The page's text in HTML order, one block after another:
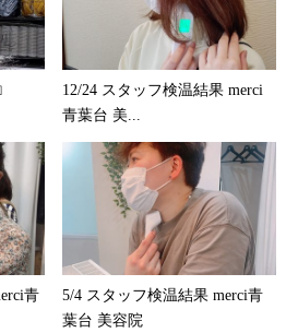
12/24 スタッフ検温結果 merci
青葉台 美...
青
5/4 スタッフ検温結果 merci青
葉台 美容院